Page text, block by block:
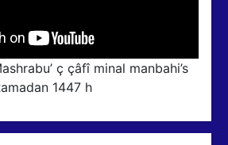
ç çâfî minal manbahi’s
1447 h